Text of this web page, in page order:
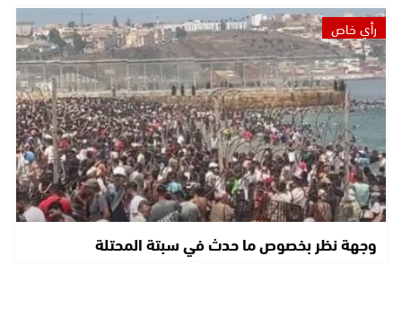
رأي خاص
وجهة نظر بخصوص ما حدث في سبتة المحتلة